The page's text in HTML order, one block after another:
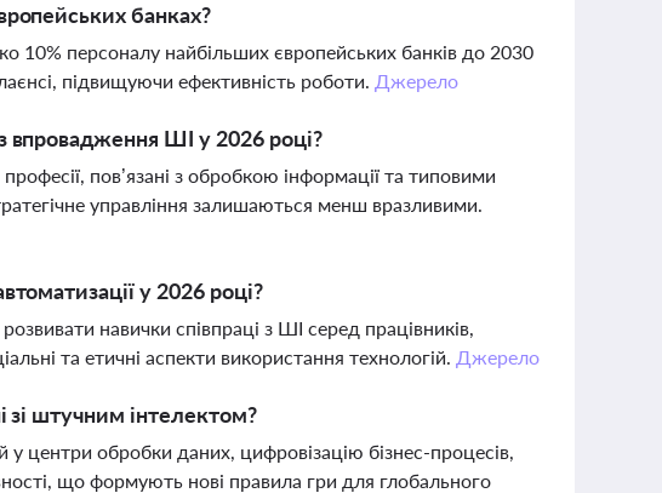
банках?
10% персоналу найбільших європейських банків до 2030
підвищуючи ефективність роботи. Джерело
впровадження ШІ у 2026 році?
пов’язані з обробкою інформації та типовими
управління залишаються менш вразливими.
у 2026 році?
навички співпраці з ШІ серед працівників,
та етичні аспекти використання технологій. Джерело
зі штучним інтелектом?
центри обробки даних, цифровізацію бізнес-процесів,
що формують нові правила гри для глобального